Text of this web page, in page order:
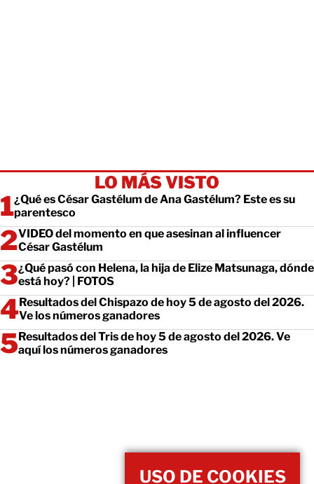
LO MÁS VISTO
¿Qué es César Gastélum de Ana Gastélum? Este es su
parentesco
VIDEO del momento en que asesinan al influencer
César Gastélum
¿Qué pasó con Helena, la hija de Elize Matsunaga, dónde
está hoy? | FOTOS
Resultados del Chispazo de hoy 5 de agosto del 2026.
Ve los números ganadores
Resultados del Tris de hoy 5 de agosto del 2026. Ve
aquí los números ganadores
USO DE COOKIES